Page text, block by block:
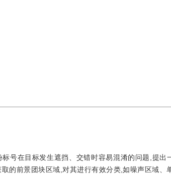
号在目标发生遮挡、交错时容易混淆的问题,提
的前景团块区域,对其进行有效分类,如噪声区域